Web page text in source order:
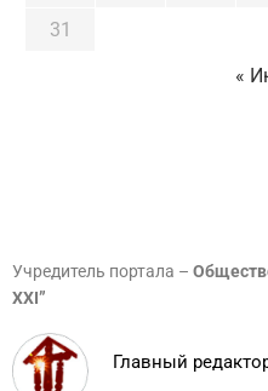
31
«
Учредитель портала –
XXI”
Главный